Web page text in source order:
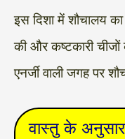
इस दिशा में शौचालय
की और कष्टकारी चीजों
एनर्जी वाली जगह पर
वास्तु के